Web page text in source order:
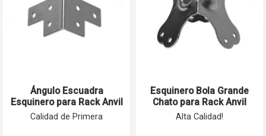
Ángulo Escuadra
Esquinero para Rack Anvil
100% Metal Calidad A
Calidad de Primera
Esquinero Bola Grande
Chato para Rack Anvil
100% Acero Reforzado
Alta Calidad!